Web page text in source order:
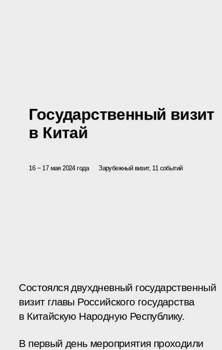
Государственный визит
в Китай
16 − 17 мая 2024 года Зарубежный визит, 11 событий
Состоялся двухдневный государственный
визит главы Российского государства
в Китайскую Народную Республику.
В первый день мероприятия проходили